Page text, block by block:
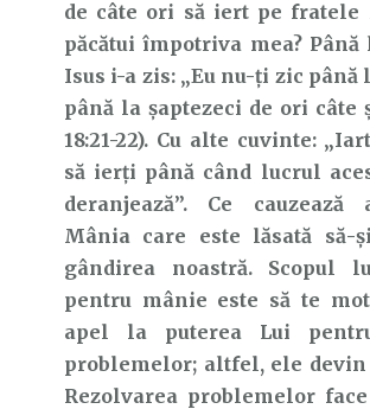
de câte ori să iert pe fratele
păcătui împotriva mea? Până
Isus i-a zis: „Eu nu-ţi zic până
până la şaptezeci de ori câte
18:21-22). Cu alte cuvinte:
să ierți până când lucrul
deranjează”. Ce cauzează
Mânia care este lăsată să-
gândirea noastră. Scopul
pentru mânie este să te
apel la puterea Lui
problemelor; altfel, ele devin
Rezolvarea problemelor